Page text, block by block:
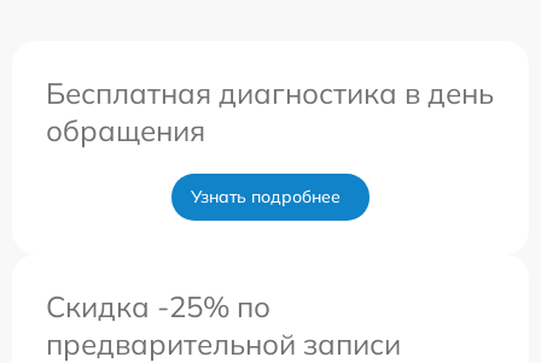
Бесплатная диагностика в день
обращения
Узнать подробнее
Скидка -25% по
предварительной записи